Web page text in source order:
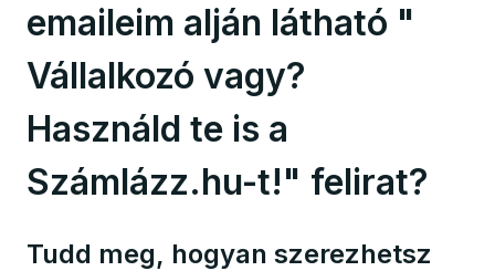
emaileim alján látható "
Vállalkozó vagy?
Használd te is a
Számlázz.hu-t!" felirat?
Tudd meg, hogyan szerezhetsz